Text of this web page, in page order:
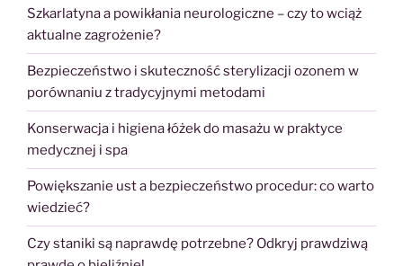
Szkarlatyna a powikłania neurologiczne – czy to wciąż
aktualne zagrożenie?
Bezpieczeństwo i skuteczność sterylizacji ozonem w
porównaniu z tradycyjnymi metodami
Konserwacja i higiena łóżek do masażu w praktyce
medycznej i spa
Powiększanie ust a bezpieczeństwo procedur: co warto
wiedzieć?
Czy staniki są naprawdę potrzebne? Odkryj prawdziwą